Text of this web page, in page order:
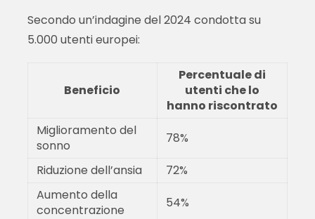
Secondo un’indagine del 2024 condotta su
5.000 utenti europei:
Beneficio
Percentuale di
utenti che lo
hanno riscontrato
Miglioramento del
sonno
78%
Riduzione dell’ansia
72%
Aumento della
concentrazione
54%